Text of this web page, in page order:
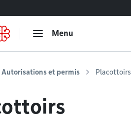
Menu
Autorisations et permis Placottoirs